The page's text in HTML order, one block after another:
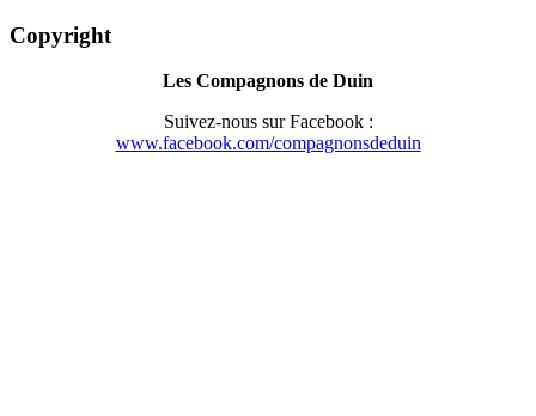
Copyright
Les Compagnons de Duin
Suivez-nous sur Facebook :
www.facebook.com/compagnonsdeduin